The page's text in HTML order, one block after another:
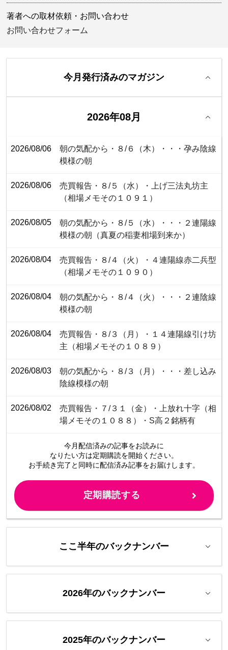
著者への取材依頼・お問い合わせ
お問い合わせフォーム
今月発行済みのマガジン
2026年08月
2026/08/06
朝の気配から・８/６（木）・・・孕み陰線
模様の朝
2026/08/06
売買報告・８/５（水）・上げ三法丸坊主
（相場メモその１０９１）
2026/08/05
朝の気配から・８/５（水）・・・２連陽線
模様の朝（真夏の稲妻相場到来か）
2026/08/04
売買報告・８/４（火）・４連陽線赤二兵型
（相場メモその１０９０）
2026/08/04
朝の気配から・８/４（火）・・・２連陰線
模様の朝
2026/08/04
売買報告・８/３（月）・１４連陽線引け坊
主（相場メモその１０８９）
2026/08/03
朝の気配から・８/３（月）・・・差し込み
陰線模様の朝
2026/08/02
売買報告・７/３１（金）・上放れ十字（相
場メモその１０８８）・S高２銘柄有
今月配信済みの記事をお読みに
なりたい方は定期購読を開始ください。
お手続き完了と同時に配信済み記事をお届けします。
定期購読する
ここ半年のバックナンバー
2026年のバックナンバー
2025年のバックナンバー